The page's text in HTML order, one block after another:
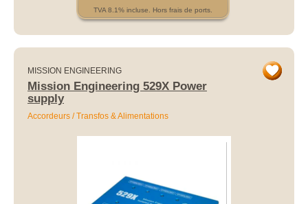
TVA 8.1% incluse. Hors frais de ports.
MISSION ENGINEERING
Mission Engineering 529X Power
supply
Accordeurs / Transfos & Alimentations